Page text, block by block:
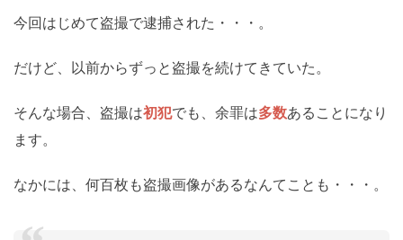
今回はじめて盗撮で逮捕された・・・。
だけど、以前からずっと盗撮を続けてきていた。
そんな場合、盗撮は初犯でも、余罪は多数あることになり
ます。
なかには、何百枚も盗撮画像があるなんてことも・・・。